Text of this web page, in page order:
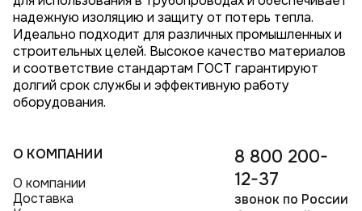
надежную изоляцию и защиту от потерь тепла.
Идеально подходит для различных промышленных и
строительных целей. Высокое качество материалов
и соответствие стандартам ГОСТ гарантируют
долгий срок службы и эффективную работу
оборудования.
О КОМПАНИИ
О компании
Доставка
8 800 200-
12-37
звонок по России